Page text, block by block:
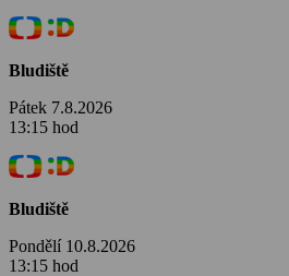
Bludiště
Pátek 7.8.2026
13:15 hod
Bludiště
Pondělí 10.8.2026
13:15 hod